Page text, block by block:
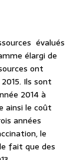
évalués
élargi de
ont
Ils sont
2014 à
ainsi le coût
années
le
fait que des